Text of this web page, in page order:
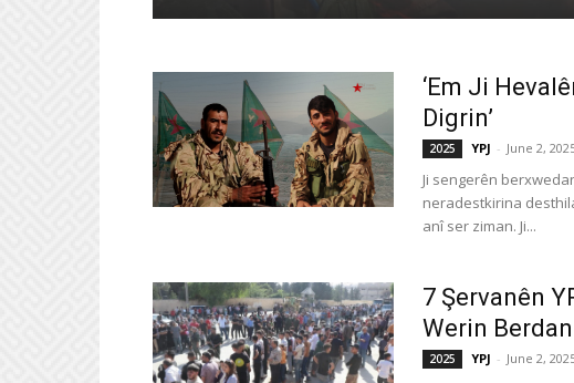
‘Em Ji
Digrin’
2025 YPJ - June 2,
Ji sengerên
neradestkirina
anî ser ziman. Ji...
7 Şervanên
Werin Berdan
2025 YPJ - June 2,